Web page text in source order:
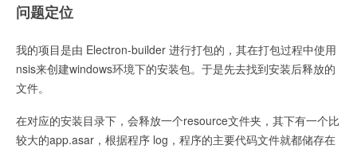
问题定位
我的项目是由 Electron-builder 进行打包的，其在打包过程中使用
nsis来创建windows环境下的安装包。于是先去找到安装后释放的
文件。
在对应的安装目录下，会释放一个resource文件夹，其下有一个比
较大的app.asar，根据程序 log，程序的主要代码文件就都储存在